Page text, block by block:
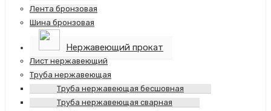
Лента бронзовая
Шина бронзовая
Нержавеющий прокат
Лист нержавеющий
Труба нержавеющая
Труба нержавеющая бесшовная
Труба нержавеющая сварная